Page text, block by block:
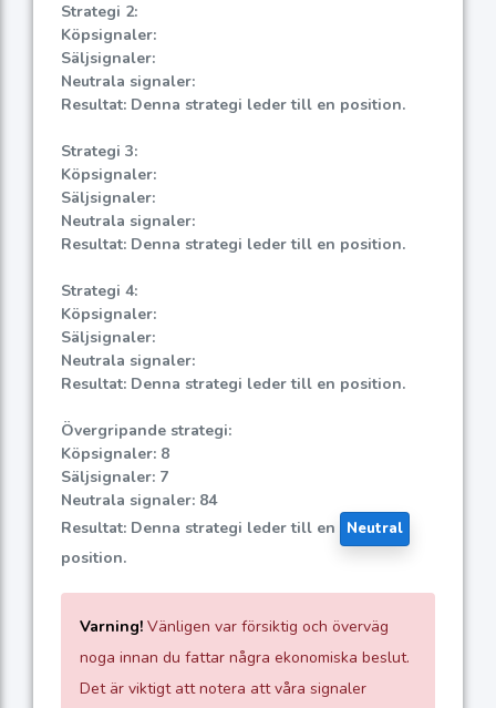
Strategi 2:
Köpsignaler:
Säljsignaler:
Neutrala signaler:
Resultat: Denna strategi leder till en position.
Strategi 3:
Köpsignaler:
Säljsignaler:
Neutrala signaler:
Resultat: Denna strategi leder till en position.
Strategi 4:
Köpsignaler:
Säljsignaler:
Neutrala signaler:
Resultat: Denna strategi leder till en position.
Övergripande strategi:
Köpsignaler: 8
Säljsignaler: 7
Neutrala signaler: 84
Resultat: Denna strategi leder till en
Neutral
position.
Varning! Vänligen var försiktig och överväg
noga innan du fattar några ekonomiska beslut.
Det är viktigt att notera att våra signaler